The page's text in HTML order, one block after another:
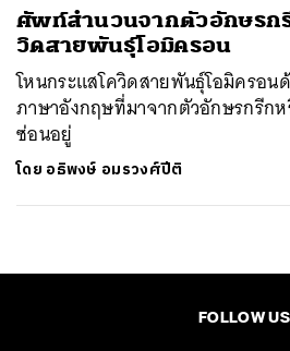
ศัพท์สำนวนจากตัวอักษรก
วิดสายพันธุ์โอมิครอน
โหนกระแสโควิดสายพันธุ์โอมิครอ
ภาษาอังกฤษที่มาจากตัวอักษรกรีก
ซ่อนอยู่
โดย อธิพงษ์ อมรวงศ์ปีติ
FOLLOW US